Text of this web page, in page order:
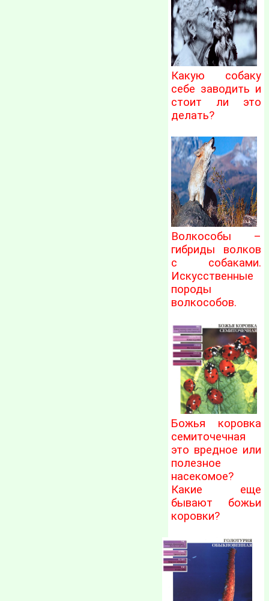
Какую собаку
себе заводить и
стоит ли это
делать?
Волкособы –
гибриды волков
с собаками.
Искусственные
породы
волкособов.
Божья коровка
семиточечная
это вредное или
полезное
насекомое?
Какие еще
бывают божьи
коровки?